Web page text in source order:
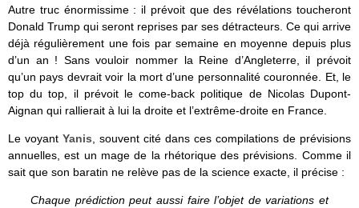
Autre truc énormissime : il prévoit que des révélations toucheront
Donald Trump qui seront reprises par ses détracteurs. Ce qui arrive
déjà régulièrement une fois par semaine en moyenne depuis plus
d’un an ! Sans vouloir nommer la Reine d’Angleterre, il prévoit
qu’un pays devrait voir la mort d’une personnalité couronnée. Et, le
top du top, il prévoit le come-back politique de Nicolas Dupont-
Aignan qui rallierait à lui la droite et l’extrême-droite en France.
Le voyant Yanis, souvent cité dans ces compilations de prévisions
annuelles, est un mage de la rhétorique des prévisions. Comme il
sait que son baratin ne relève pas de la science exacte, il précise :
Chaque prédiction peut aussi faire l’objet de variations et